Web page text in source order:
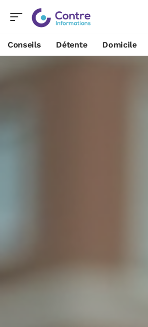
Conseils Détente Domicile